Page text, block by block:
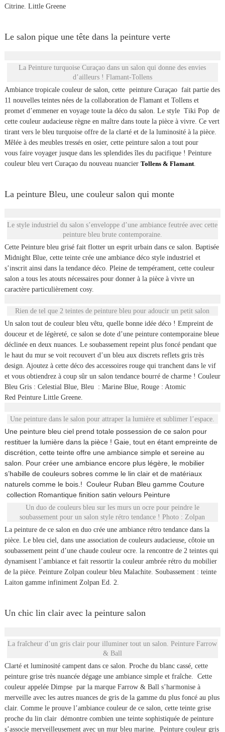
Citrine. Little Greene
Le salon pique une tête dans la peinture verte
La Peinture turquoise Curaçao dans un salon qui donne des envies
d’ailleurs ! Flamant-Tollens
Ambiance tropicale couleur de salon, cette peinture Curaçao fait partie des
11 nouvelles teintes nées de la collaboration de Flamant et Tollens et
promet d’emmener en voyage toute la déco du salon. Le style Tiki Pop de
cette couleur audacieuse règne en maître dans toute la pièce à vivre. Ce vert
tirant vers le bleu turquoise offre de la clarté et de la luminosité à la pièce.
Mêlée à des meubles tressés en osier, cette peinture salon a tout pour
vous faire voyager jusque dans les splendides îles du pacifique ! Peinture
couleur bleu vert Curaçao du nouveau nuancier Tollens & Flamant.
La peinture Bleu, une couleur salon qui monte
Le style industriel du salon s’enveloppe d’une ambiance feutrée avec cette
peinture bleu brute contemporaine.
Cette Peinture bleu grisé fait flotter un esprit urbain dans ce salon. Baptisée
Midnight Blue, cette teinte crée une ambiance déco style industriel et
s’inscrit ainsi dans la tendance déco. Pleine de tempérament, cette couleur
salon a tous les atouts nécessaires pour donner à la pièce à vivre un
caractère particulièrement cosy.
Rien de tel que 2 teintes de peinture bleu pour adoucir un petit salon
Un salon tout de couleur bleu vêtu, quelle bonne idée déco ! Empreint de
douceur et de légèreté, ce salon se dote d’une peinture contemporaine bleue
déclinée en deux nuances. Le soubassement repeint plus foncé pendant que
le haut du mur se voit recouvert d’un bleu aux discrets reflets gris très
design. Ajoutez à cette déco des accessoires rouge qui tranchent dans le vif
et vous obtiendrez à coup sûr un salon tendance bourré de charme ! Couleur
Bleu Gris : Celestial Blue, Bleu : Marine Blue, Rouge : Atomic
Red Peinture Little Greene.
Une peinture dans le salon pour attraper la lumière et sublimer l’espace.
Une peinture bleu ciel prend totale possession de ce salon pour
restituer la lumière dans la pièce ! Gaie, tout en étant empreinte de
discrétion, cette teinte offre une ambiance simple et sereine au
salon. Pour créer une ambiance encore plus légère, le mobilier
s’habille de couleurs sobres comme le lin clair et de matériaux
naturels comme le bois.! Couleur Ruban Bleu gamme Couture
collection Romantique finition satin velours Peinture
Un duo de couleurs bleu sur les murs un ocre pour peindre le
soubassement pour un salon style rétro tendance ! Photo : Zolpan
La peinture de ce salon en duo crée une ambiance rétro tendance dans la
pièce. Le bleu ciel, dans une association de couleurs audacieuse, côtoie un
soubassement peint d’une chaude couleur ocre. la rencontre de 2 teintes qui
dynamisent l’ambiance et fait ressortir la couleur ambrée rétro du mobilier
de la pièce. Peinture Zolpan couleur bleu Malachite. Soubassement : teinte
Laiton gamme infiniment Zolpan Ed. 2.
Un chic lin clair avec la peinture salon
La fraîcheur d’un gris clair pour illuminer tout un salon. Peinture Farrow
& Ball
Clarté et luminosité campent dans ce salon. Proche du blanc cassé, cette
peinture grise très nuancée dégage une ambiance simple et fraîche. Cette
couleur appelée Dimpse par la marque Farrow & Ball s’harmonise à
merveille avec les autres nuances de gris de la gamme du plus foncé au plus
clair. Comme le prouve l’ambiance couleur de ce salon, cette teinte grise
proche du lin clair démontre combien une teinte sophistiquée de peinture
s’associe merveilleusement avec un mur bleu marine. Peinture couleur gris